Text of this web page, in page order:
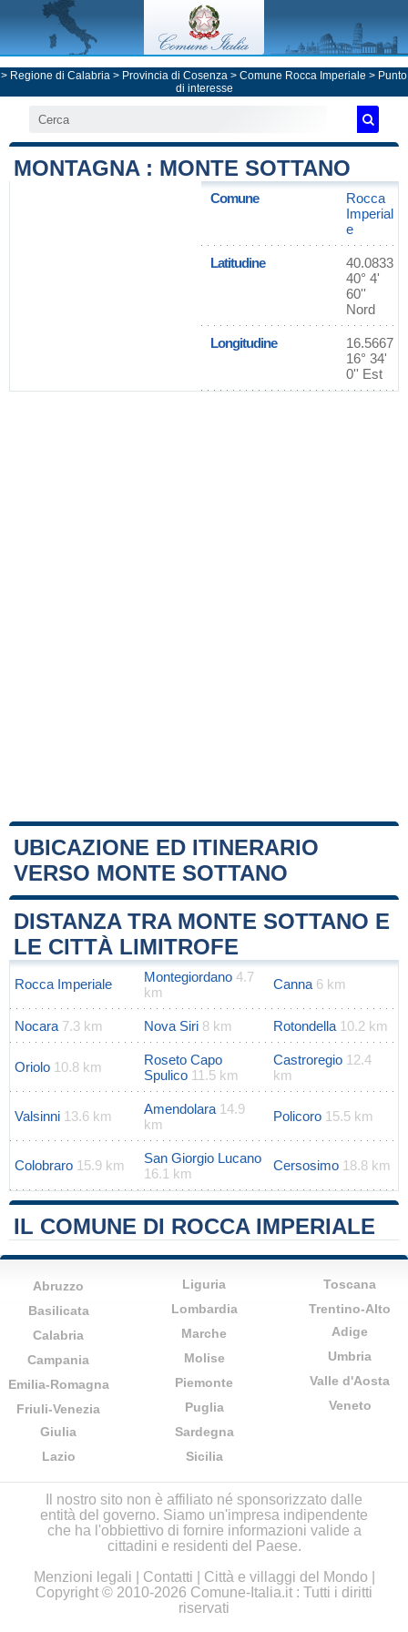
> Regione di Calabria > Provincia di Cosenza > Comune Rocca Imperiale > Punto
di interesse
MONTAGNA : MONTE SOTTANO
Comune
Rocca
Imperial
e
Latitudine
40.0833
40° 4'
60''
Nord
Longitudine
16.5667
16° 34'
0'' Est
UBICAZIONE ED ITINERARIO
VERSO MONTE SOTTANO
+
−
Leaflet|Map data ©OpenStreetMap
DISTANZA TRA MONTE SOTTANO E
LE CITTÀ LIMITROFE
Rocca Imperiale Montegiordano 4.7
km
Canna 6 km
Nocara 7.3 km Nova Siri 8 km Rotondella 10.2 km
Oriolo 10.8 km
Roseto Capo
Spulico 11.5 km
Castroregio 12.4
km
Valsinni 13.6 km Amendolara 14.9
km
Policoro 15.5 km
Colobraro 15.9 km
San Giorgio Lucano
16.1 km
Cersosimo 18.8 km
IL COMUNE DI ROCCA IMPERIALE
Abruzzo
Basilicata
Calabria
Campania
Emilia-Romagna
Friuli-Venezia
Giulia
Lazio
Liguria
Lombardia
Marche
Molise
Piemonte
Puglia
Sardegna
Sicilia
Toscana
Trentino-Alto
Adige
Umbria
Valle d'Aosta
Veneto
Il nostro sito non è affiliato né sponsorizzato dalle
entità del governo. Siamo un'impresa indipendente
che ha l'obbiettivo di fornire informazioni valide a
cittadini e residenti del Paese.
Menzioni legali
Contatti Città e villaggi del Mondo
Copyright © 2010-2026 Comune-Italia.it : Tutti i diritti
riservati